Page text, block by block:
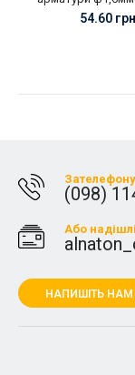
54.60
(098)
Або
НАПИШІТЬ НАМ